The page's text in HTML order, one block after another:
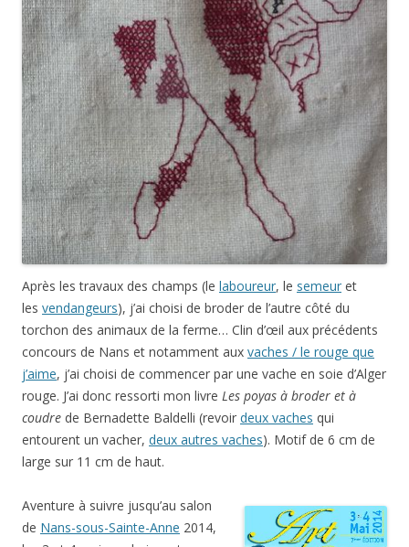
Après les travaux des champs (le laboureur, le semeur et
les vendangeurs), j’ai choisi de broder de l’autre côté du
torchon des animaux de la ferme… Clin d’œil aux précédents
concours de Nans et notamment aux vaches / le rouge que
j’aime, j’ai choisi de commencer par une vache en soie d’Alger
rouge. J’ai donc ressorti mon livre Les poyas à broder et à
coudre de Bernadette Baldelli (revoir deux vaches qui
entourent un vacher, deux autres vaches). Motif de 6 cm de
large sur 11 cm de haut.
Aventure à suivre jusqu’au salon
de Nans-sous-Sainte-Anne 2014,